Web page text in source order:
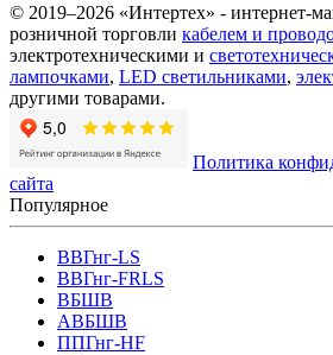
© 2019–2026 «Интертех» - интернет-
розничной торговли кабелем и
электротехническими и
лампочками, LED светильниками,
другими товарами.
Политика
сайта
Популярное
ВВГнг-LS
ВВГнг-FRLS
ВБШВ
АВБШВ
ППГнг-HF